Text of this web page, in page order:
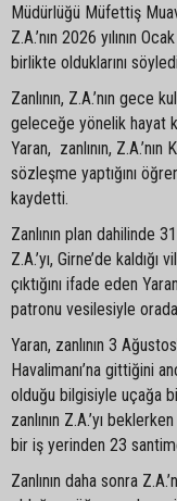
Müdürlüğü Müfettiş
Z.A.’nın 2026 yılının
birlikte olduklarını
Zanlının, Z.A.’nın gece
geleceğe yönelik hayat
Yaran, zanlının,
sözleşme yaptığını
kaydetti.
Zanlının plan dahilinde
Z.A.’yı, Girne’de
çıktığını ifade eden
patronu vesilesiyle
Yaran, zanlının 3
Havalimanı’na gittiğini
olduğu bilgisiyle uçağa
zanlının Z.A.’yı
bir iş yerinden 23
Zanlının daha sonra